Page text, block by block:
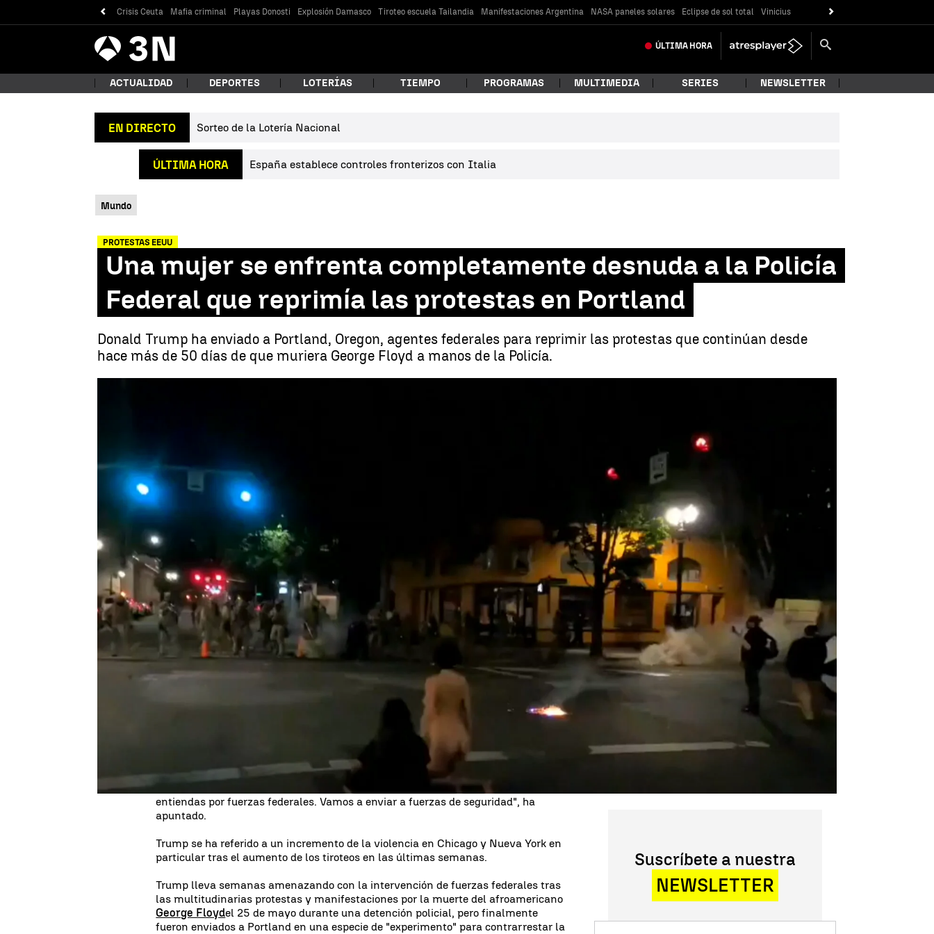
Crisis Ceuta Mafia criminal Playas Donosti Explosión Damasco Tiroteo escuela Tailandia Manifestaciones Argentina NASA paneles solares Eclipse de sol total Vinicius
Antena
3 Noticias ÚLTIMA HORA
¿Qué estás buscando?
Buscar
ACTUALIDAD DEPORTES LOTERÍAS TIEMPO PROGRAMAS MULTIMEDIA SERIES NEWSLETTER
EN DIRECTO Sorteo de la Lotería Nacional
ÚLTIMA HORA España establece controles fronterizos con Italia
Mundo
PROTESTAS EEUU
Una mujer se enfrenta completamente desnuda a la Policía
Federal que reprimía las protestas en Portland
Donald Trump ha enviado a Portland, Oregon, agentes federales para reprimir las protestas que continúan desde
hace más de 50 días de que muriera George Floyd a manos de la Policía.
Antena 3 Noticias EEUU
Publicado:21 de julio de 2020, 18:17 WhatsappFacebook
X Linkedin
La imagen de una mujer desnuda en las protestas de Portand, Oregon, está
dando la vuelta al mundo. El presidente estadounidense, Donald Trump, ha
anunciado el envío de fuerzas de seguridad federales también a Chicago, Nueva
York, Filadelfia y otras grandes ciudades en respuesta a las protestas contra el
racismo y la violencia policial a pesar de la polémica en Portland, donde agentes
sin identificar se llevaron a sospechosos en vehículos camuflados.
Durante un acto el Despacho Oval, han preguntado a Trump sobre las
informaciones en prensa que apuntan al envío de efectivos federales a esas
ciudades como refuerzo de los cuerpos locales. "Bueno, depende de lo que
entiendas por fuerzas federales. Vamos a enviar a fuerzas de seguridad", ha
apuntado.
Trump se ha referido a un incremento de la violencia en Chicago y Nueva York en
particular tras el aumento de los tiroteos en las últimas semanas.
Trump lleva semanas amenazando con la intervención de fuerzas federales tras
las multitudinarias protestas y manifestaciones por la muerte del afroamericano
George Floydel 25 de mayo durante una detención policial, pero finalmente
fueron enviados a Portland en una especie de "experimento" para contrarrestar la
Suscríbete a nuestra
NEWSLETTER